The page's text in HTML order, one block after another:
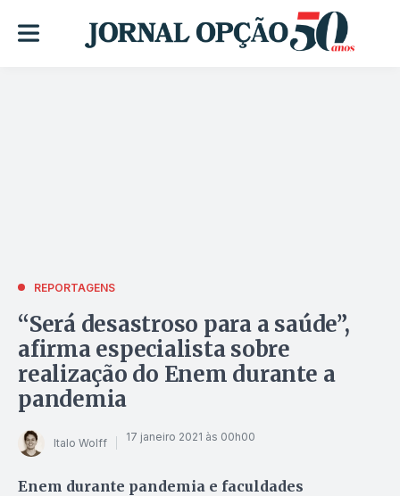
REPORTAGENS
“Será desastroso para a saúde”,
afirma especialista sobre
realização do Enem durante a
pandemia
Italo Wolff 17 janeiro 2021 às 00h00
Enem durante pandemia e faculdades